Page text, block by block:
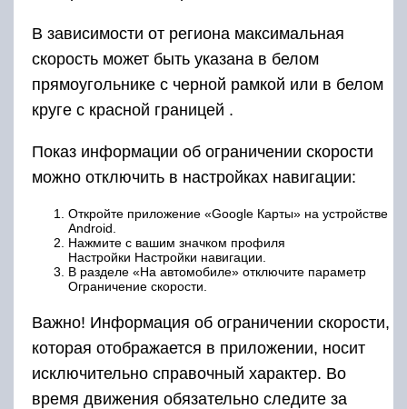
В зависимости от региона максимальная
скорость может быть указана в белом
прямоугольнике с черной рамкой или в белом
круге с красной границей .
Показ информации об ограничении скорости
можно отключить в настройках навигации:
Откройте приложение «Google Карты» на устройстве
Android.
Нажмите с вашим значком профиля
Настройки Настройки навигации.
В разделе «На автомобиле» отключите параметр
Ограничение скорости.
Важно! Информация об ограничении скорости,
которая отображается в приложении, носит
исключительно справочный характер. Во
время движения обязательно следите за